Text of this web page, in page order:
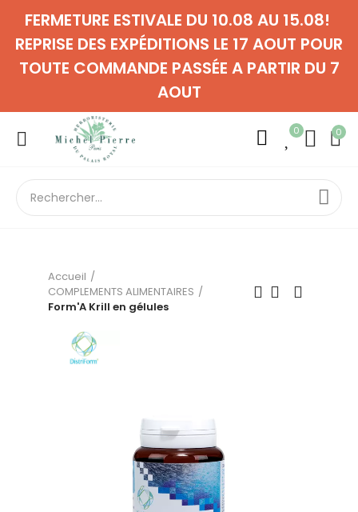
FERMETURE ESTIVALE DU 10.08 AU 15.08!
REPRISE DES EXPÉDITIONS LE 17 AOUT POUR
TOUTE COMMANDE PASSÉE A PARTIR DU 7
AOUT
0 0
Accueil
COMPLEMENTS ALIMENTAIRES
Form'A Krill en gélules